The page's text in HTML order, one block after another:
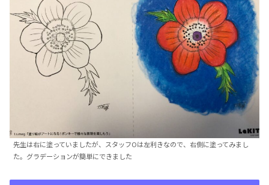
先生は右に塗っていましたが、スタッフOは左利きなので、右側に塗ってみまし
た。グラデーションが簡単にできました